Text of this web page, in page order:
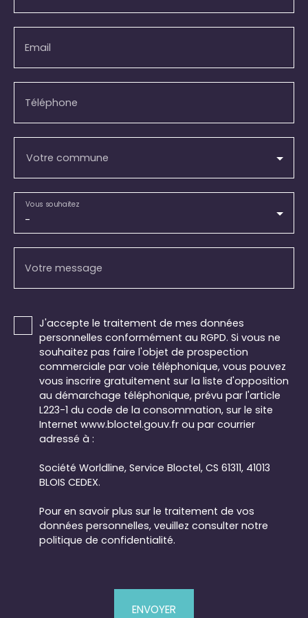
Email
Téléphone
Votre commune
-
Vous souhaitez
Votre message
J'accepte le traitement de mes données
personnelles conformément au RGPD. Si vous ne
souhaitez pas faire l'objet de prospection
commerciale par voie téléphonique, vous pouvez
vous inscrire gratuitement sur la liste d'opposition
au démarchage téléphonique, prévu par l'article
L223-1 du code de la consommation, sur le site
Internet www.bloctel.gouv.fr ou par courrier
adressé à :
Société Worldline, Service Bloctel, CS 61311, 41013
BLOIS CEDEX.
Pour en savoir plus sur le traitement de vos
données personnelles, veuillez consulter notre
politique de confidentialité.
ENVOYER